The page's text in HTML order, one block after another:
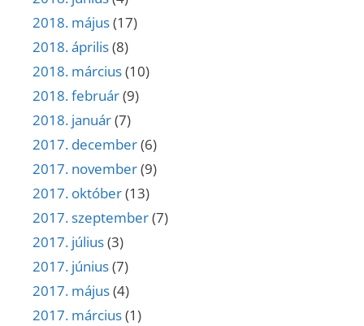
2018. május(17)
2018. április(8)
2018. március(10)
2018. február(9)
2018. január(7)
2017. december(6)
2017. november(9)
2017. október(13)
2017. szeptember(7)
2017. július(3)
2017. június(7)
2017. május(4)
2017. március(1)